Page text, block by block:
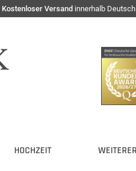
Kostenloser Versand innerhalb
HOCHZEIT